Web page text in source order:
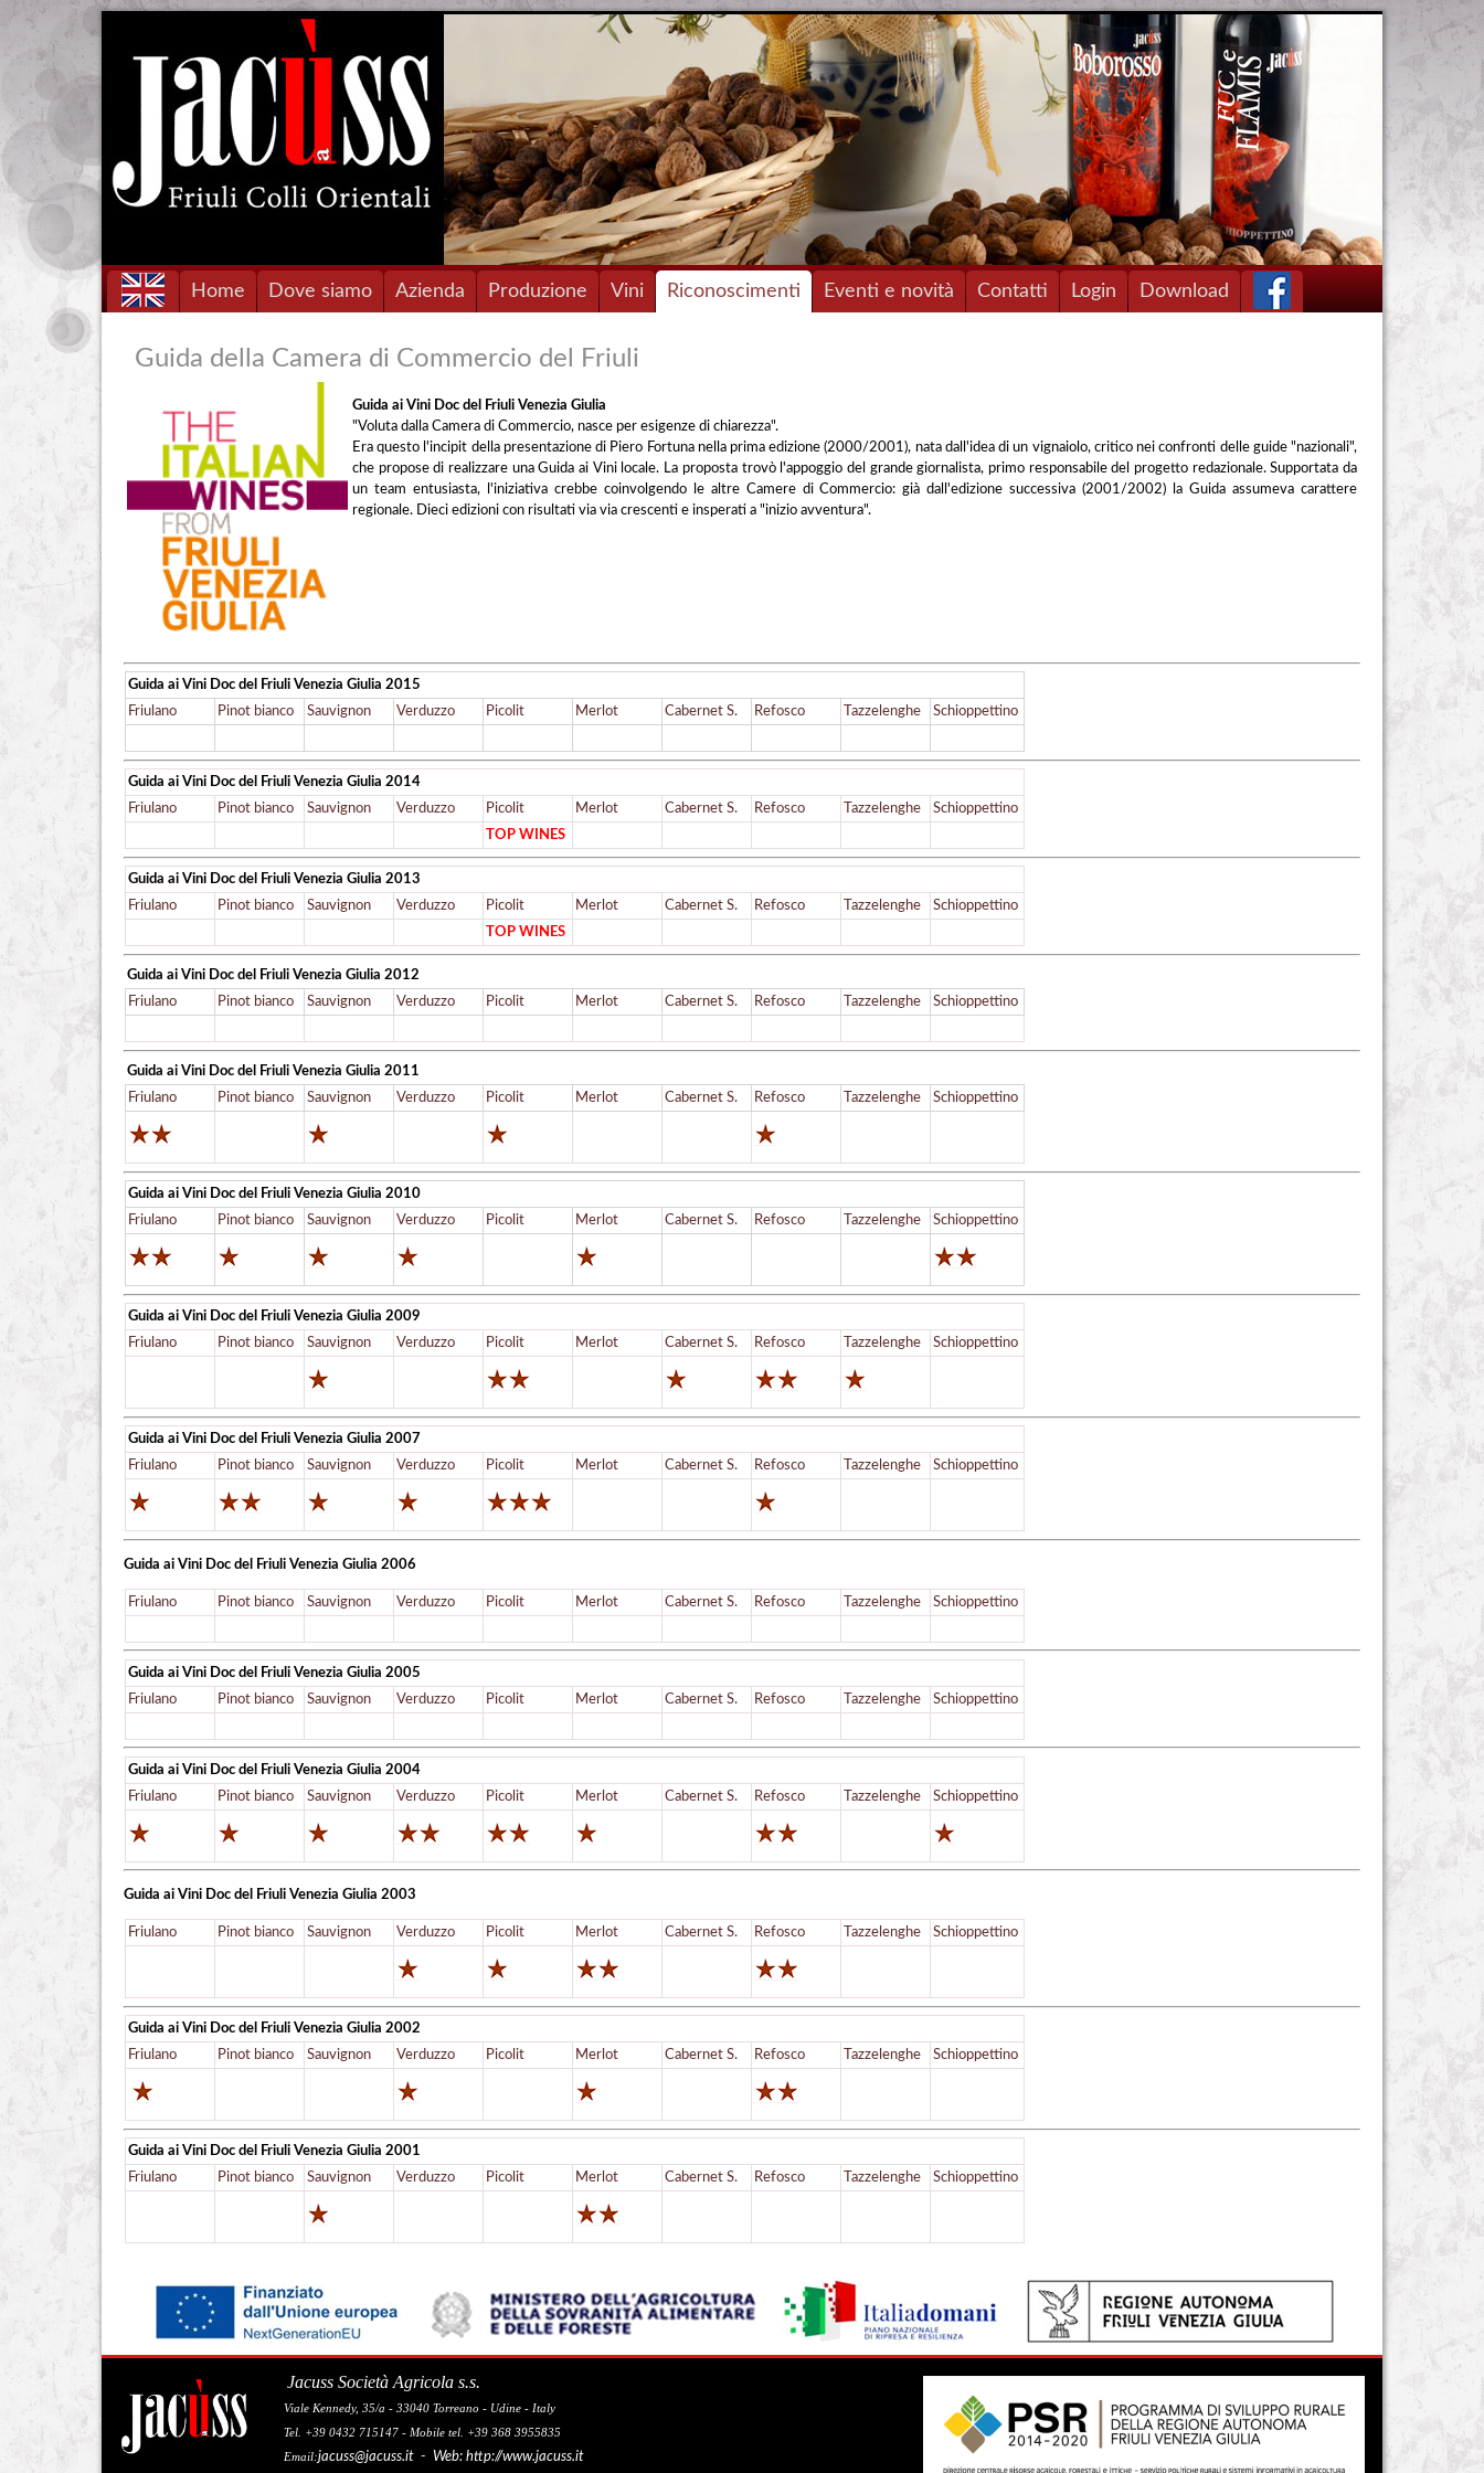
Home Dove siamo Azienda Produzione Vini Riconoscimenti Eventi e novità Contatti Login Download
Guida della Camera di Commercio del Friuli
Guida ai Vini Doc del Friuli Venezia Giulia
"Voluta dalla Camera di Commercio, nasce per esigenze di chiarezza".
Era questo l'incipit della presentazione di Piero Fortuna nella prima edizione (2000/2001), nata dall'idea di un vignaiolo, critico nei confronti delle guide "nazionali",
che propose di realizzare una Guida ai Vini locale. La proposta trovò l'appoggio del grande giornalista, primo responsabile del progetto redazionale. Supportata da
un team entusiasta, l'iniziativa crebbe coinvolgendo le altre Camere di Commercio: già dall'edizione successiva (2001/2002) la Guida assumeva carattere
regionale. Dieci edizioni con risultati via via crescenti e insperati a "inizio avventura".
Guida ai Vini Doc del Friuli Venezia Giulia 2015
Friulano
Pinot bianco Sauvignon Verduzzo Picolit Merlot Cabernet S. Refosco Tazzelenghe Schioppettino
Guida ai Vini Doc del Friuli Venezia Giulia 2014
Friulano
Pinot bianco Sauvignon Verduzzo Picolit Merlot Cabernet S. Refosco Tazzelenghe
Schioppettino
TOP WINES
Guida ai Vini Doc del Friuli Venezia Giulia 2013
Friulano
Pinot bianco Sauvignon Verduzzo Picolit Merlot Cabernet S. Refosco Tazzelenghe
Schioppettino
TOP WINES
Guida ai Vini Doc del Friuli Venezia Giulia 2012
Friulano
Pinot bianco Sauvignon Verduzzo Picolit Merlot Cabernet S. Refosco Tazzelenghe Schioppettino
Guida ai Vini Doc del Friuli Venezia Giulia 2011
Friulano
Pinot bianco Sauvignon Verduzzo Picolit Merlot Cabernet S. Refosco Tazzelenghe Schioppettino
Guida ai Vini Doc del Friuli Venezia Giulia 2010
Friulano
Pinot bianco Sauvignon Verduzzo Picolit Merlot Cabernet S. Refosco Tazzelenghe Schioppettino
Guida ai Vini Doc del Friuli Venezia Giulia 2009
Friulano
Pinot bianco Sauvignon Verduzzo Picolit Merlot Cabernet S. Refosco Tazzelenghe Schioppettino
Guida ai Vini Doc del Friuli Venezia Giulia 2007
Friulano
Pinot bianco Sauvignon Verduzzo Picolit Merlot Cabernet S. Refosco Tazzelenghe Schioppettino
Guida ai Vini Doc del Friuli Venezia Giulia 2006
Friulano Pinot bianco Sauvignon Verduzzo Picolit Merlot Cabernet S. Refosco Tazzelenghe Schioppettino
Guida ai Vini Doc del Friuli Venezia Giulia 2005
Friulano
Pinot bianco Sauvignon Verduzzo Picolit Merlot Cabernet S. Refosco Tazzelenghe Schioppettino
Guida ai Vini Doc del Friuli Venezia Giulia 2004
Friulano
Pinot bianco Sauvignon Verduzzo Picolit Merlot Cabernet S. Refosco Tazzelenghe Schioppettino
Guida ai Vini Doc del Friuli Venezia Giulia 2003
Friulano Pinot bianco Sauvignon Verduzzo Picolit Merlot Cabernet S. Refosco Tazzelenghe Schioppettino
Guida ai Vini Doc del Friuli Venezia Giulia 2002
Friulano
Pinot bianco Sauvignon Verduzzo Picolit Merlot Cabernet S. Refosco Tazzelenghe Schioppettino
Guida ai Vini Doc del Friuli Venezia Giulia 2001
Friulano
Pinot bianco Sauvignon Verduzzo Picolit Merlot Cabernet S. Refosco Tazzelenghe Schioppettino
Jacuss Società Agricola s.s.
Viale Kennedy, 35/a - 33040 Torreano - Udine - Italy
Tel. +39 0432 715147 - Mobile tel. +39 368 3955835
Email:jacuss@jacuss.it - Web: http://www.jacuss.it